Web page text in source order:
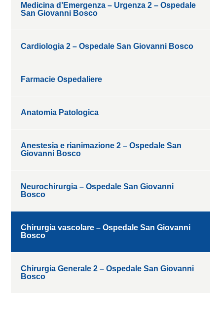
Medicina d’Emergenza – Urgenza 2 – Ospedale
San Giovanni Bosco
Cardiologia 2 – Ospedale San Giovanni Bosco
Farmacie Ospedaliere
Anatomia Patologica
Anestesia e rianimazione 2 – Ospedale San
Giovanni Bosco
Neurochirurgia – Ospedale San Giovanni
Bosco
Chirurgia vascolare – Ospedale San Giovanni
Bosco
Chirurgia Generale 2 – Ospedale San Giovanni
Bosco